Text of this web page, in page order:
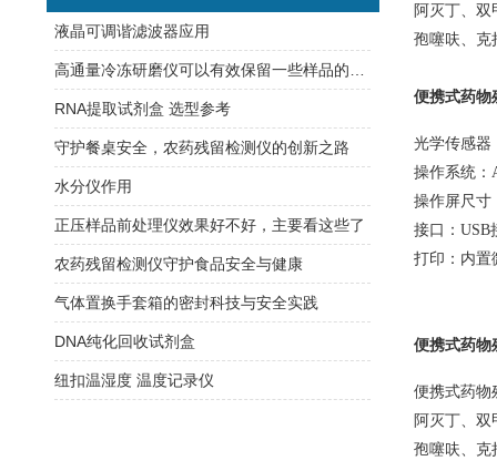
阿灭丁、
孢噻呋、克
便携式药物
光学传感器
操作系统：
操作屏尺寸
接口： USB
打印：内置
便携式药物
便携式药物
阿灭丁、
孢噻呋、克
液晶可调谐滤波器应用
RNA提取试剂盒 选型参考
守护餐桌安全，农药残留检测仪的创新之路
水分仪作用
正压样品前处理仪效果好不好，主要看这些了
农药残留检测仪守护食品安全与健康
气体置换手套箱的密封科技与安全实践
DNA纯化回收试剂盒
纽扣温湿度 温度记录仪